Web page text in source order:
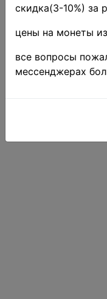
скидка(3-10%) за
цены на монеты
все вопросы
мессенджерах